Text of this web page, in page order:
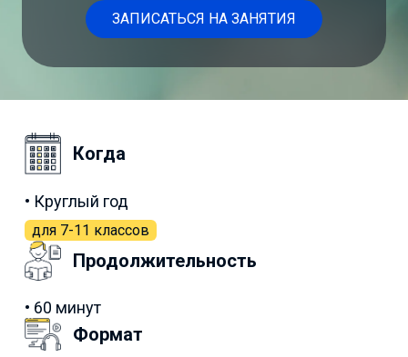
ЗАПИСАТЬСЯ НА ЗАНЯТИЯ
Когда
• Круглый год
для 7-11 классов
Продолжительность
• 60 минут
Формат